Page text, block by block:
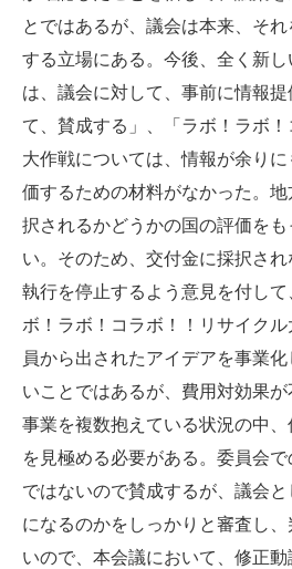
とではあるが、議会は本来、そ
する立場にある。今後、全く新
は、議会に対して、事前に情報
て、賛成する」、「ラボ！ラボ
大作戦については、情報が余り
価するための材料がなかった。
択されるかどうかの国の評価を
い。そのため、交付金に採択さ
執行を停止するよう意見を付し
ボ！ラボ！コラボ！！リサイク
員から出されたアイデアを事業
いことではあるが、費用対効果
事業を複数抱えている状況の中
を見極める必要がある。委員会
ではないので賛成するが、議会
になるのかをしっかりと審査し
いので、本会議において、修正